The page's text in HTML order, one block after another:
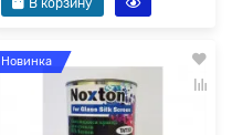
В корзину
Новинка